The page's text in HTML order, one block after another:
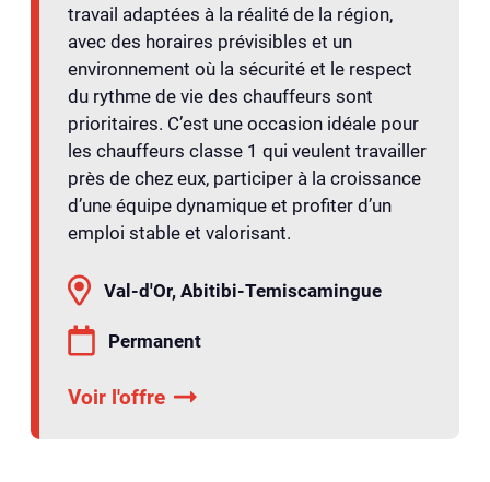
travail adaptées à la réalité de la région,
avec des horaires prévisibles et un
environnement où la sécurité et le respect
du rythme de vie des chauffeurs sont
prioritaires. C’est une occasion idéale pour
les chauffeurs classe 1 qui veulent travailler
près de chez eux, participer à la croissance
d’une équipe dynamique et profiter d’un
emploi stable et valorisant.
Val-d'Or, Abitibi-Temiscamingue
Permanent
Voir l'offre